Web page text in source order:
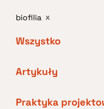
biofilia x
Wszystko
Artykuły
Praktyka